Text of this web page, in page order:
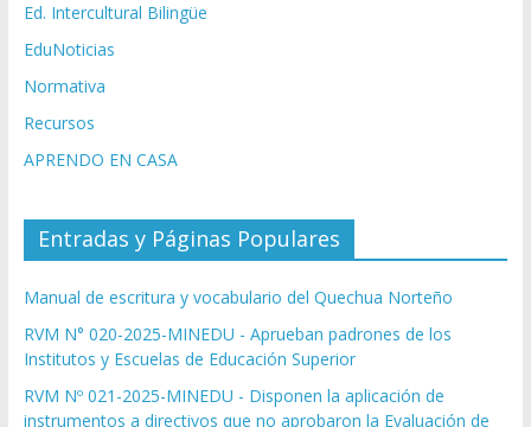
Ed. Intercultural Bilingüe
EduNoticias
Normativa
Recursos
APRENDO EN CASA
Entradas y Páginas Populares
Manual de escritura y vocabulario del Quechua Norteño
RVM N° 020-2025-MINEDU - Aprueban padrones de los
Institutos y Escuelas de Educación Superior
RVM Nº 021-2025-MINEDU - Disponen la aplicación de
instrumentos a directivos que no aprobaron la Evaluación de